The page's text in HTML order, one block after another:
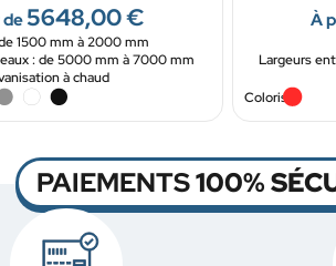
5648,00€
1500 mm à 2000 mm
: de 5000 mm à 7000 mm
à chaud
À
Largeurs
Coloris
PAIEMENTS100%